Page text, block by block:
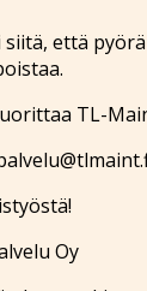
että
TL-
Oy